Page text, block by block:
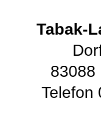
Tabak-
83088
Telefon